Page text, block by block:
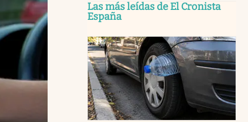
Las más leídas de El Cronista
España